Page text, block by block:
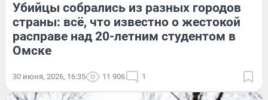
Убийцы собрались из разных городов
страны: всё, что известно о жестокой
расправе над 20-летним студентом в
Омске
30 июня, 2026, 16:35 11 906 1